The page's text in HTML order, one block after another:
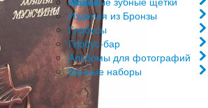
Изделия из Бронзы
Глобусы
Глобус-бар
Альбомы для фотографий
Винные наборы